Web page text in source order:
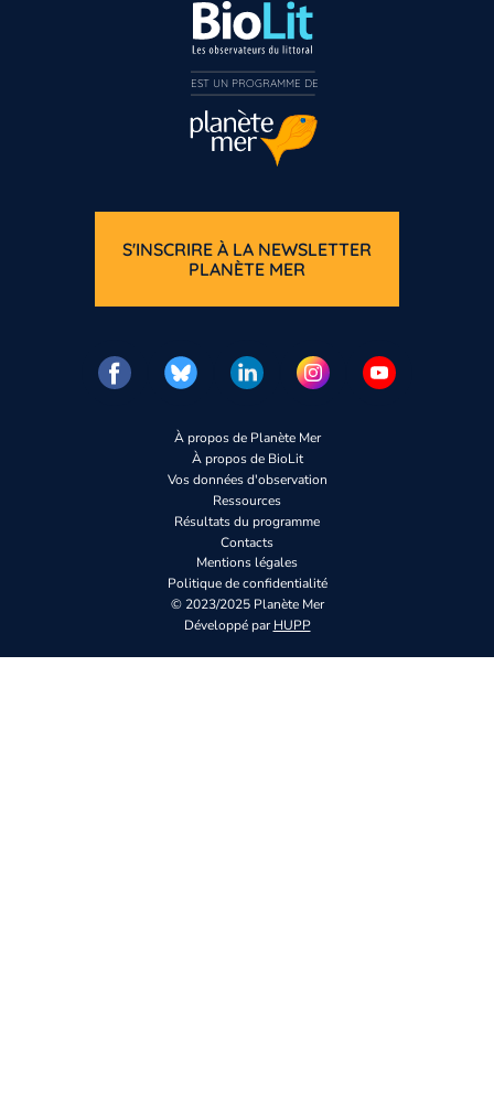
À propos de Planète Mer
À propos de BioLit
Vos données d'observation
Ressources
Résultats du programme
Contacts
Mentions légales
Politique de confidentialité
© 2023/2025 Planète Mer
Développé parHUPP
S'INSCRIRE À LA NEWSLETTER
PLANÈTE MER